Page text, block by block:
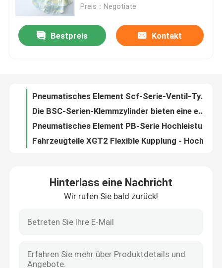
Produkte
Über uns
Qualitätskontrolle
Kontakt
Ballschraubgetriebe
Preis：Negotiate
Bestpreis Kontakt
Pneumatisches Element Scf-Serie-Ventil-Typ Ziehzylinder Eins auf eine Steuerung, hohe Leistung und Zuverlässigkeit
Fahrzeugteile MLDS-B Flexible Kupplung - Einzeldiaphragmenart (Erweiterungshülsenart)
Automobilteile MJS-CS-ERD Flexible Kupplung - Pflaumenblütenart (Kürzer Clever-Typ) - Klammerart
Fahrzeugteile MSTS-C Flexible Kupplung - Schlitztyp - Klemmtyp
Hinterlass eine Nachricht
Wir rufen Sie bald zurück!